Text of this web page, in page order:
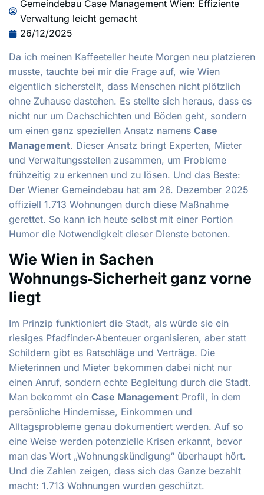
Gemeindebau Case Management Wien: Effiziente
Verwaltung leicht gemacht
26/12/2025
Da ich meinen Kaffeeteller heute Morgen neu platzieren
musste, tauchte bei mir die Frage auf, wie Wien
eigentlich sicherstellt, dass Menschen nicht plötzlich
ohne Zuhause dastehen. Es stellte sich heraus, dass es
nicht nur um Dachschichten und Böden geht, sondern
um einen ganz speziellen Ansatz namens Case
Management. Dieser Ansatz bringt Experten, Mieter
und Verwaltungsstellen zusammen, um Probleme
frühzeitig zu erkennen und zu lösen. Und das Beste:
Der Wiener Gemeindebau hat am 26. Dezember 2025
offiziell 1.713 Wohnungen durch diese Maßnahme
gerettet. So kann ich heute selbst mit einer Portion
Humor die Notwendigkeit dieser Dienste betonen.
Wie Wien in Sachen
Wohnungs‑Sicherheit ganz vorne
liegt
Im Prinzip funktioniert die Stadt, als würde sie ein
riesiges Pfadfinder‑Abenteuer organisieren, aber statt
Schildern gibt es Ratschläge und Verträge. Die
Mieterinnen und Mieter bekommen dabei nicht nur
einen Anruf, sondern echte Begleitung durch die Stadt.
Man bekommt ein Case Management Profil, in dem
persönliche Hindernisse, Einkommen und
Alltagsprobleme genau dokumentiert werden. Auf so
eine Weise werden potenzielle Krisen erkannt, bevor
man das Wort „Wohnungskündigung“ überhaupt hört.
Und die Zahlen zeigen, dass sich das Ganze bezahlt
macht: 1.713 Wohnungen wurden geschützt.